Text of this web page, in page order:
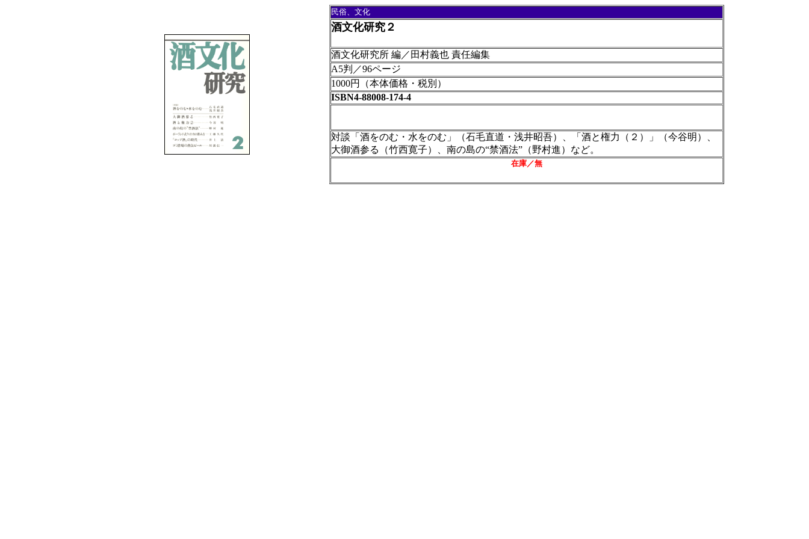
民俗、文化
酒文化研究２
酒文化研究所 編／田村義也 責任編集
A5判／96ページ
1000円（本体価格・税別）
ISBN4-88008-174-4
対談「酒をのむ・水をのむ」（石毛直道・浅井昭吾）、「酒と権力（２）」（今谷明）、
大御酒参る（竹西寛子）、南の島の“禁酒法”（野村進）など。
在庫／無